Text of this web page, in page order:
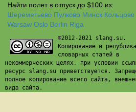
Найти полет в отпуск до $100 из:
Шереметьево Пулково Минск Кольцово
Warsaw Oslo Berlin Riga
©2012-2021 slang.su.
Копирование и
словарных статей в
некоммерческих целях, при условии
ресурс slang.su приветствуется.
полное копирование всего сайта,
вида сайта.